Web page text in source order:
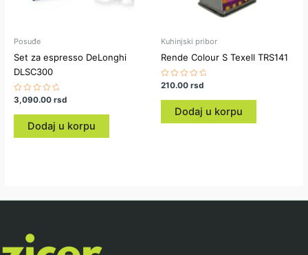
Posuđe
Set za espresso DeLonghi
DLSC300
Ocenjeno
sa
0
3,090.00rsd
Dodaj u korpu
Kuhinjski pribor
Rende Colour S Texell TRS141
Ocenjeno
0
210.00 rsd
Dodaj u korpu